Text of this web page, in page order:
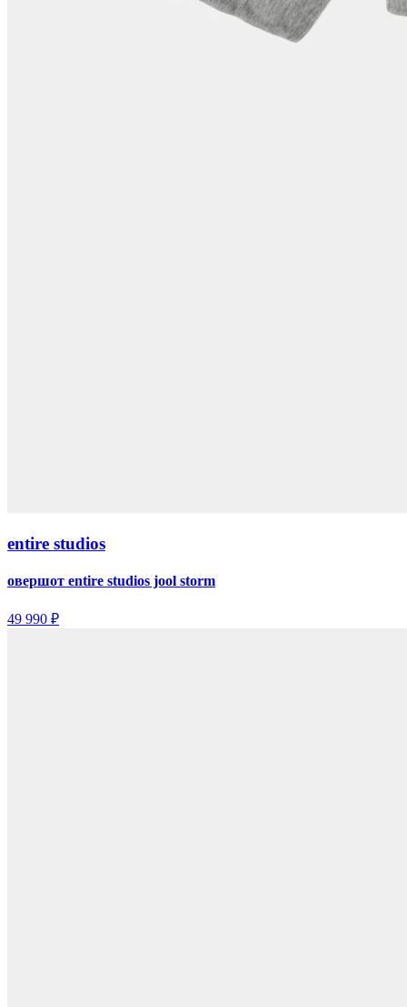
entire studios
овершот entire studios jool storm
49 990 ₽